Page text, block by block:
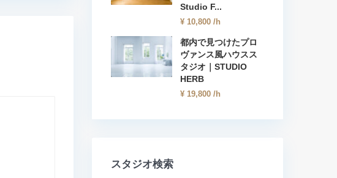
Studio F...
¥ 10,800 /h
都内で見つけたプロ
ヴァンス風ハウスス
タジオ｜STUDIO
HERB
¥ 19,800 /h
スタジオ検索